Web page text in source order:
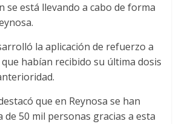
se está llevando a cabo de forma
la aplicación de refuerzo a
habían recibido su última dosis
que en Reynosa se han
de 50 mil personas gracias a esta